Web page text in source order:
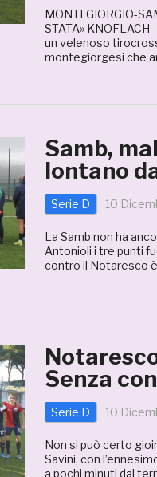
MONTEGIORGIO-
STATA»
un velenoso
montegiorgesi che
Samb,
lontano
Serie D 10
La Samb non ha
Antonioli i tre punti
contro il Notaresco
Senza
Serie D 10
Non si può certo
Savini, con
a pochi minuti dal